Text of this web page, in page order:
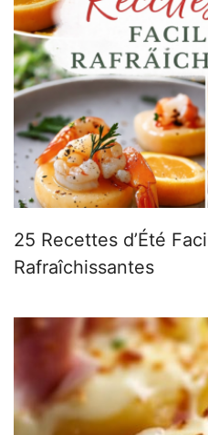
25 Recettes d’Été
Rafraîchissantes